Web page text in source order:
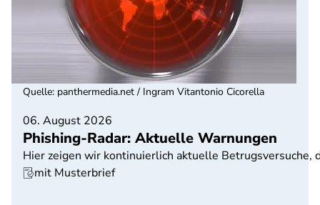
06. August 2026
Phishing-Radar: Aktuelle Warnungen
Hier zeigen wir kontinuierlich aktuelle Betrugsversuche,
mit Musterbrief
Quelle: panthermedia.net / Ingram Vitantonio Cicorella